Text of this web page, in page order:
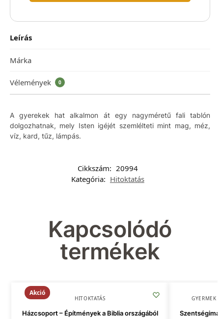
Leírás
Márka
Vélemények 0
A gyerekek hat alkalmon át egy nagyméretű fali tablón
dolgozhatnak, mely Isten igéjét szemlélteti mint mag, méz,
víz, kard, tűz, lámpás.
Cikkszám: 20994
Kategória: Hitoktatás
Kapcsolódó
termékek
Akció
HITOKTATÁS
Házcsoport – Építmények a Biblia országából
GYERMEK